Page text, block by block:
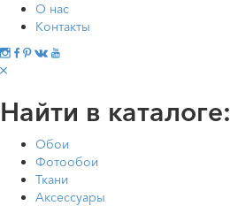
О нас
Контакты
Найти в каталоге:
Обои
Фотообои
Ткани
Аксессуары